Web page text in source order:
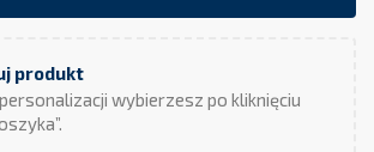
produkt
wybierzesz po kliknięciu